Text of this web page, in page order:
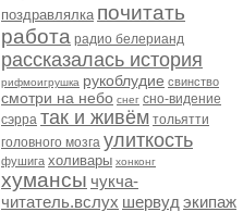
поздравлялка почитать
работа радио белерианд
рассказалась история
рифмоигрушка рукоблудие свинство
смотри на небо снег сно-видение
сэрра так и живём тольятти
головного мозга улиткость
фушига холивары хонконг
хумансы чукча-
читатель.вслух шервуд экипаж